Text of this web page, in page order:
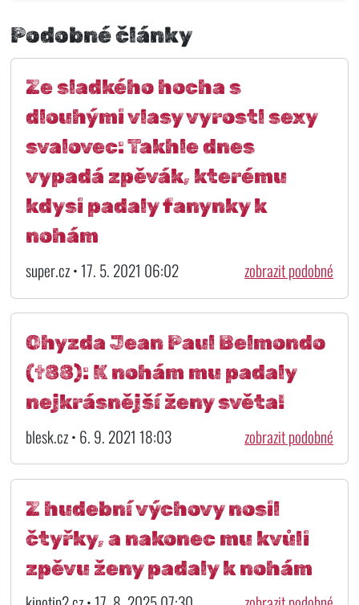
Podobné články
Ze sladkého hocha s
dlouhými vlasy vyrostl sexy
svalovec: Takhle dnes
vypadá zpěvák, kterému
kdysi padaly fanynky k
nohám
super.cz • 17. 5. 2021 06:02 zobrazit podobné
Ohyzda Jean Paul Belmondo
(†88): K nohám mu padaly
nejkrásnější ženy světa!
blesk.cz • 6. 9. 2021 18:03 zobrazit podobné
Z hudební výchovy nosil
čtyřky, a nakonec mu kvůli
zpěvu ženy padaly k nohám